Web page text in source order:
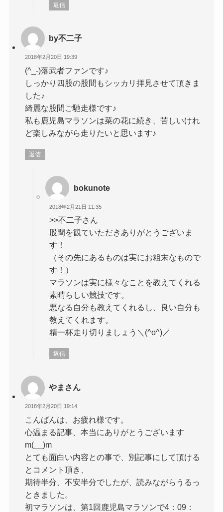
返信
by不二子
2018年2月20日 19:39
(^_-)落武者ファンです♪
しっかり四股の股間もシッカリ拝見させて頂きま
した♪
綺麗な股間ご馳走様です♪
私も鹿児島マラソンは菜の花に続き、苦しいけれ
ど楽しみながら走りたいと思います♪
返信
bokunote
2018年2月21日 11:35
>>不二子さん
股間を観ていただきありがとうございま
す！
（その先にあるものは実にお粗末なもので
す！）
マラソンは実に様々なことを教えてくれる
素晴らしい競技です。
悪なる自分も教えてくれるし、良い自分も
教えてくれます。
精一杯走り切りましょう＼(^o^)／
返信
やまさん
2018年2月20日 19:14
こんばんは、お疲れ様です。
心温まる記事、本当にありがとうございます
m(__)m
とても面白い内容との事で、別記事にして頂ける
とコメント頂き、
期待半分、不安半分でしたが、読みながらうるっ
ときました。
初マラソンは、第1回鹿児島マラソンで4：09：